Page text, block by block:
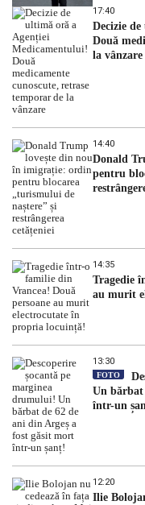
17:40
Decizie
Două
la vânzare
14:40
Donald
pentru
14:35
Tragedie
au murit
13:30
FOTO
Un bărbat
într-un
12:20
Ilie